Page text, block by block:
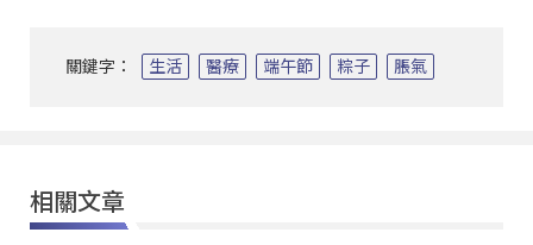
關鍵字： 生活 醫療 端午節 粽子 脹氣
相關文章